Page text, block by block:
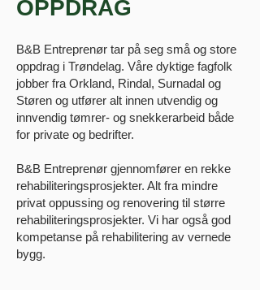
OPPDRAG
B&B Entreprenør tar på seg små og store
oppdrag i Trøndelag. Våre dyktige fagfolk
jobber fra Orkland, Rindal, Surnadal og
Støren og utfører alt innen utvendig og
innvendig tømrer- og snekkerarbeid både
for private og bedrifter.
B&B Entreprenør gjennomfører en rekke
rehabiliteringsprosjekter. Alt fra mindre
privat oppussing og renovering til større
rehabiliteringsprosjekter. Vi har også god
kompetanse på rehabilitering av vernede
bygg.